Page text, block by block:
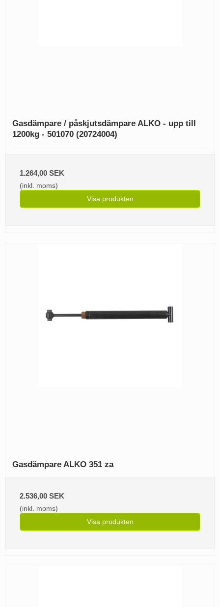
Gasdämpare / påskjutsdämpare ALKO - upp till
1200kg - 501070 (20724004)
1.264,00 SEK
(inkl. moms)
Visa produkten
Gasdämpare ALKO 351 za
2.536,00 SEK
(inkl. moms)
Visa produkten